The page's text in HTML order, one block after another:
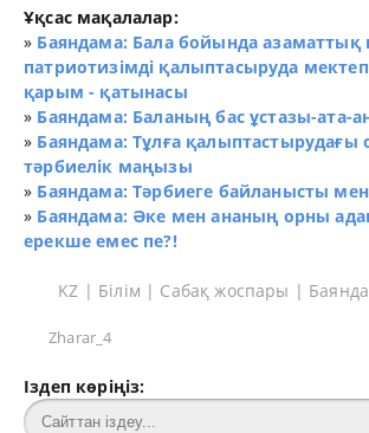
Ұқсас мақалалар:
» Баяндама: Бала бойында азаматтық
патриотизімді қалыптасыруда
қарым - қатынасы
» Баяндама: Баланың бас ұстазы-ата-
» Баяндама: Тұлға қалыптастырудағы
тәрбиелік маңызы
» Баяндама: Тәрбиеге байланысты
» Баяндама: Әке мен ананың орны
ерекше емес пе?!
KZ | Білім | Сабақ жоспары |
Zharar_4
Іздеп көріңіз: